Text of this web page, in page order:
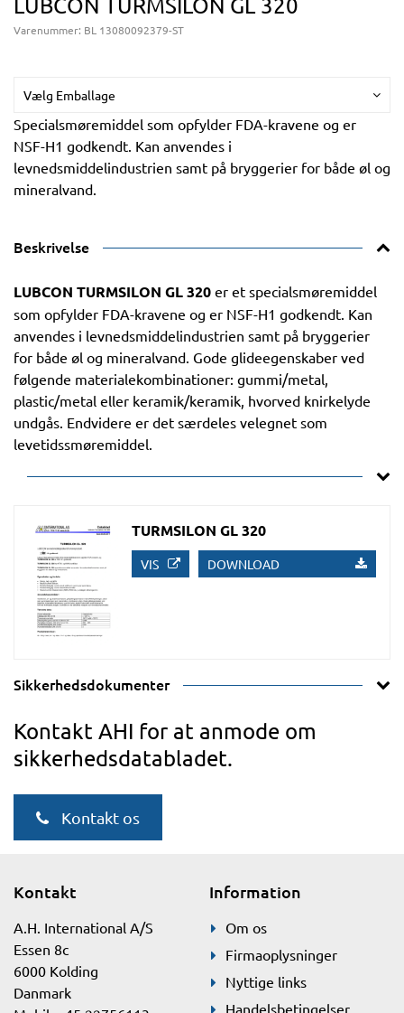
Varenummer: BL 13080092379-ST
Vælg Emballage
Specialsmøremiddel som opfylder FDA-kravene og er
NSF-H1 godkendt. Kan anvendes i
levnedsmiddelindustrien samt på bryggerier for både øl og
mineralvand.
Beskrivelse
LUBCON TURMSILON GL 320 er et specialsmøremiddel
som opfylder FDA-kravene og er NSF-H1 godkendt. Kan
anvendes i levnedsmiddelindustrien samt på bryggerier
for både øl og mineralvand. Gode glideegenskaber ved
følgende materialekombinationer: gummi/metal,
plastic/metal eller keramik/keramik, hvorved knirkelyde
undgås. Endvidere er det særdeles velegnet som
levetidssmøremiddel.
TURMSILON GL 320
VIS DOWNLOAD
Sikkerhedsdokumenter
Kontakt AHI for at anmode om
sikkerhedsdatabladet.
Kontakt os
Kontakt
A.H. International A/S
Essen 8c
6000 Kolding
Danmark
Information
Om os
Firmaoplysninger
Nyttige links
Handelsbetingelser